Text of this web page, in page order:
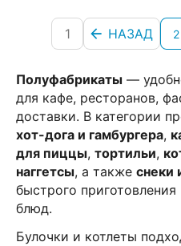
Полуфабрикаты —
для кафе, ресторанов,
доставки. В категории
хот-дога и гамбургера,
для пиццы, тортильи,
наггетсы, а также снеки
быстрого приготовления
блюд.
Булочки и котлеты
1 НАЗАД 2